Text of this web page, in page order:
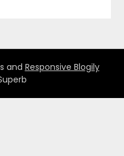
and Responsive Blogily